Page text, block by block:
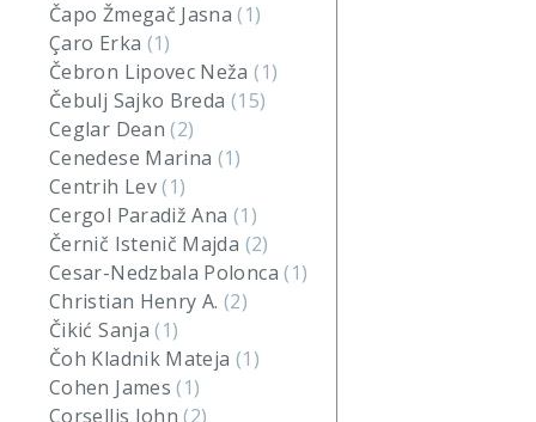
Čapo Žmegač Jasna(1)
Çaro Erka (1)
Čebron Lipovec Neža(1)
Čebulj Sajko Breda (15)
Ceglar Dean(2)
Cenedese Marina (1)
Centrih Lev(1)
Cergol Paradiž Ana (1)
Černič Istenič Majda (2)
Cesar-Nedzbala Polonca(1)
Christian Henry A. (2)
Čikić Sanja(1)
Čoh Kladnik Mateja (1)
Cohen James(1)
Corsellis John(2)